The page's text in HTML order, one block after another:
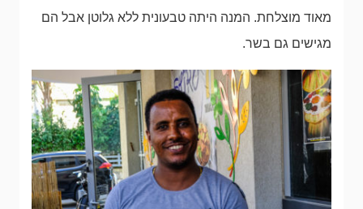
מאוד מוצלחת. המנה היתה טבעונית ללא גלוטן אבל הם
מגישים גם בשר.